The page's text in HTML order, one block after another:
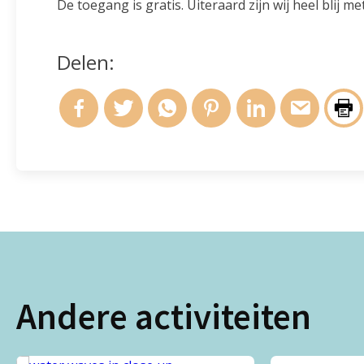
De toegang is gratis. Uiteraard zijn wij heel blij
Delen:
Andere activiteiten